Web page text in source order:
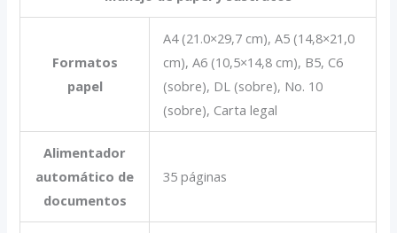
Formatos
papel
A4 (21.0×29,7 cm), A5 (14,8×21,0
cm), A6 (10,5×14,8 cm), B5, C6
(sobre), DL (sobre), No. 10
(sobre), Carta legal
Alimentador
automático de
documentos
35 páginas